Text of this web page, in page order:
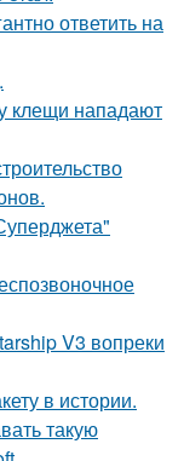
ответить на
клещи нападают
V3 вопреки
в истории.
такую